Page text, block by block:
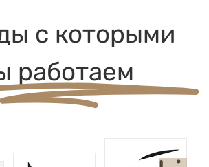
с которыми
работаем